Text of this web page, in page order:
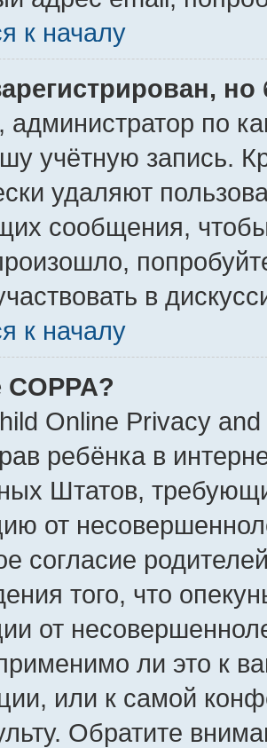
к началу
по
учётную запись.
удаляют
сообщения,
в
к началу
COPPA?
Online Privacy
ребёнка в
Штатов,
от
согласие
того, что
от
ли это к
или к самой
Обратите